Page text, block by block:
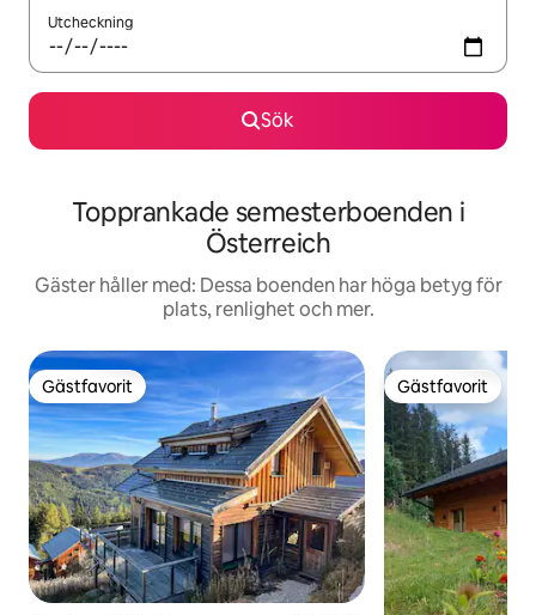
Utcheckning
Sök
Topprankade semesterboenden i
Österreich
Gäster håller med: Dessa boenden har höga betyg för
plats, renlighet och mer.
Gästfavorit
Gästfavorit Gästfavorit
Gästfavorit